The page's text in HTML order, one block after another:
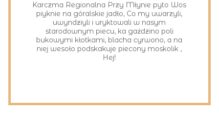
Karczma Regionalna Przy Młynie pyto Wos
piyknie na góralskie jadło, Co my uwarzyli,
uwyndziyli i uryktowali w nasym
starodownym piecu, ka gaździno poli
bukowymi kłotkami, blacha cyrwono, a na
niej wesoło podskakuje piecony moskolik ,
Hej!